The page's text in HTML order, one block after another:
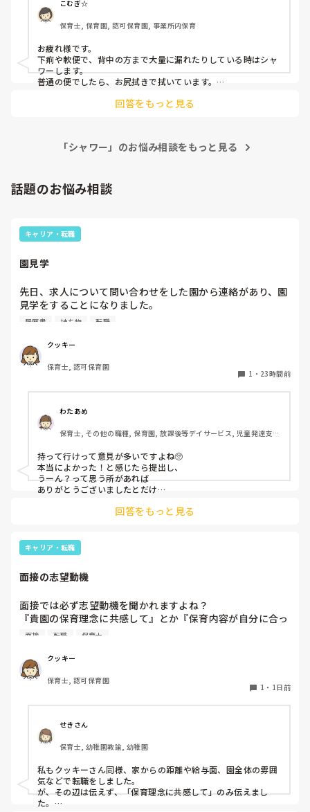
こむぎ☆
保育士, 保育園, 認可保育園, 事業所内保育
お疲れ様です。
下痢や軟便で、背中の方まで大量に漏れたりしている時はシャ
ワーします。
普通の便でしたら、お尻拭きで拭いています。
毎回シャワーは大変ですね。。
回答をもっと見る
「シャワー」のお悩み相談をもっと見る
話題のお悩み相談
キャリア・転職
園見学
先日、求人について問い合わせをした園から連絡があり、園
見学をすることになりました。
私としては求人に応募したという認識ですが、『園見学をご
問しましたが、見学なので特にありませんとのこと
このような場合は本当に見学だけで終了なのでしょうか？
でしょうか？
履歴書 持ち物 転職
クッキー
保育士, 認可保育園
1 ・ 23時間前
わたあめ
保育士, その他の職種, 保育園, 放課後等デイサービス, 児童発達支援
持って行けって意見が多いですよね🥺
本当によかった！と感じたら提出し、
うーん？って思う所があれば
ありがとうございましたとだけ
回答をもっと見る
キャリア・転職
面接の志望動機
面接では必ず志望動機を聞かれますよね？
『貴園の保育理念に共感して』とか『保育内容が自分に合っ
てると思いました』等々が多いかと思いますが、実際はどう
私自身、園の雰囲気とか園の規模、保育内容は勘案しますが
正直なところ、家から通いやすいか、給与はどうか…という
ところに重きを置いています
皆さんは、志望動機をどのように答えていますか？また、本
音はどうですか？
面接 転職 保育士
クッキー
保育士, 認可保育園
1 ・ 1日前
せきさん
保育士, 幼稚園教諭, 幼稚園
私もクッキーさん同様、家からの距離や給与面、園全体の雰囲
気などで転職をしました。
が、その辺は伝えず、「保育理念に共感して」のみ伝えまし
た。